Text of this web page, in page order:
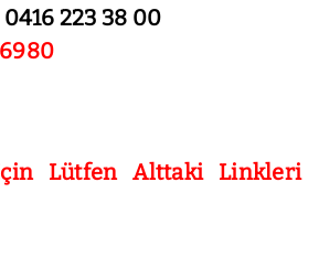
0416 223 38 00
Lütfen Alttaki Linkleri